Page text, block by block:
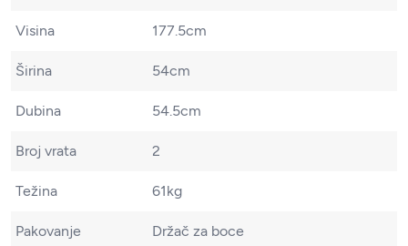
Visina 177.5cm
Širina 54cm
Dubina 54.5cm
Broj vrata 2
Težina 61kg
Pakovanje Držač za boce